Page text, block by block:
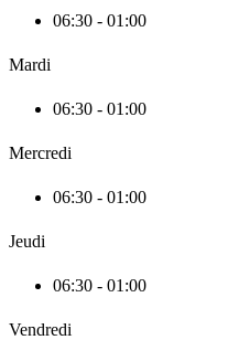
06:30 - 01:00
Mardi
06:30 - 01:00
Mercredi
06:30 - 01:00
Jeudi
06:30 - 01:00
Vendredi